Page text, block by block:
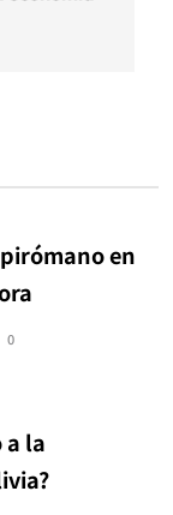
en
0
la